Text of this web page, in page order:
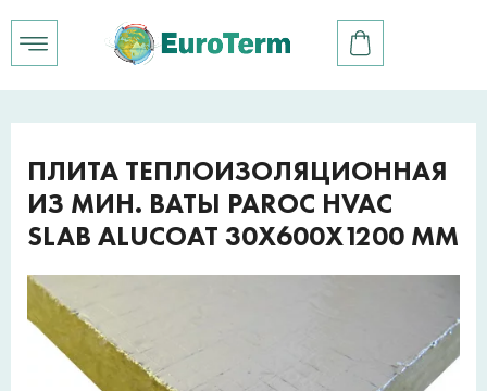
ПЛИТА ТЕПЛОИЗОЛЯЦИОННАЯ
ИЗ МИН. ВАТЫ PAROC HVAC
SLAB ALUCOAT 30Х600Х1200 ММ